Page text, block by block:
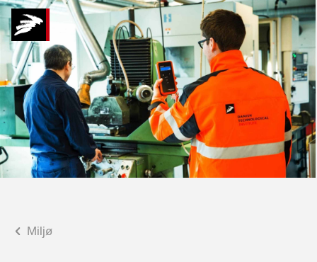
Miljø
Praktiske spørgsmål
Spørgsmål til tilmelding, forplejning,
afholdelsessted m.m.
Hvad kan vi hjælpe
dig med?